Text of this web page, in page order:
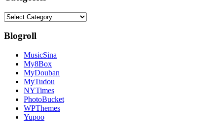
Categories
Blogroll
MusicSina
My8Box
MyDouban
MyTudou
NYTimes
PhotoBucket
WPThemes
Yupoo